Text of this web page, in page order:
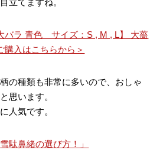
立てますね。
バラ 青色 サイズ：S , M , L】 大薔
購入はこちらから＞
の種類も非常に多いので、おしゃ
思います。
人気です。
駄鼻緒の選び方！」